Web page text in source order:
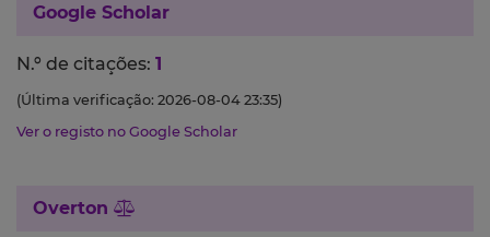
Google Scholar
N.º de citações: 1
(Última verificação: 2026-08-04 23:35)
Ver o registo no Google Scholar
Overton